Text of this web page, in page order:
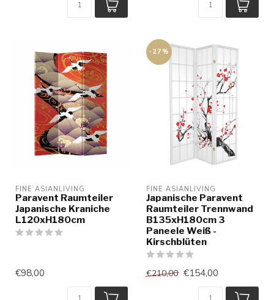
FINE ASIANLIVING
Paravent Raumteiler
Japanische Kraniche
L120xH180cm
€98,00
-27%
FINE ASIANLIVING
Japanische Paravent
Raumteiler Trennwand
B135xH180cm 3
Paneele Weiß -
Kirschblüten
€210,00 €154,00